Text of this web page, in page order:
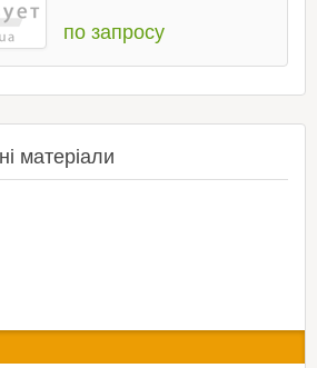
по запросу
матеріали